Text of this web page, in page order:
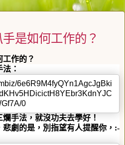
是如何工作的？
作的？
：
手法，就沒功夫去學好！
劇的是，別指望有人提醒你， :-